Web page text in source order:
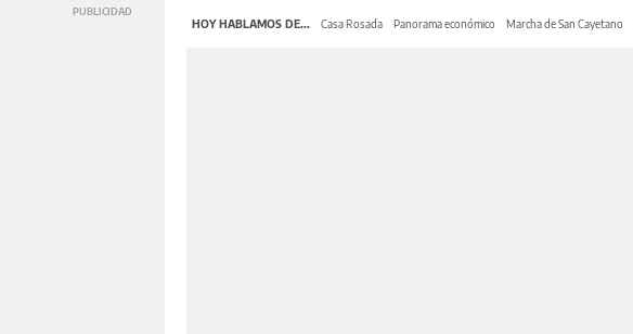
HOY HABLAMOS DE... Casa Rosada Panorama económico Marcha de San Cayetano